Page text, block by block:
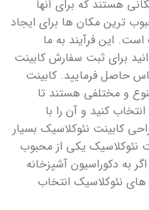
هستند که برای آنها
ترین مکان ها برای ایجاد
این فرآیند به ما
برای ثبت سفارش کابینت
حاصل فرمایید. کابینت
و مختلفی هستند تا
کنید و آن را با
کابینت نئوکلاسیک بسیار
یکی از محبوب
به دکوراسیون آشپزخانه
های نئوکلاسیک انتخاب